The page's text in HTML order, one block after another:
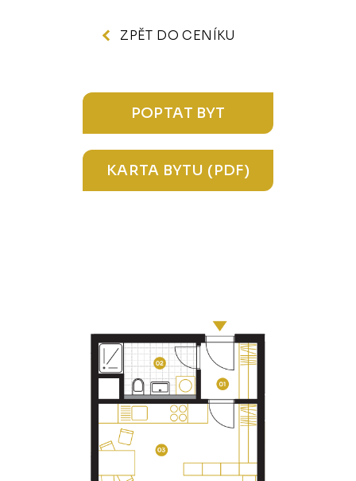
ZPĚT DO CENÍKU
POPTAT BYT
KARTA BYTU (PDF)